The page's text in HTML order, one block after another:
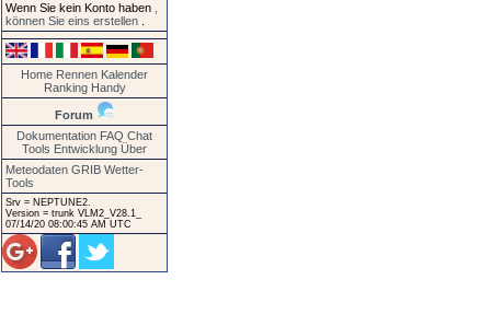
Wenn Sie kein Konto haben
können Sie eins erstellen
Home Rennen Kalender
Ranking Handy
Forum
Dokumentation FAQ Chat
Tools Entwicklung Über
Meteodaten GRIB Wetter-
Tools
Srv = NEPTUNE2.
Version = trunk VLM2_V28.1_
07/14/20 08:00:45 AM UTC